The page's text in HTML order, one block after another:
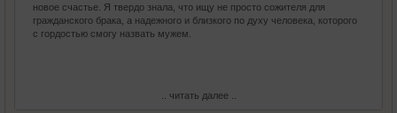
новое счастье. Я твердо знала, что ищу не просто сожителя для
гражданского брака, а надежного и близкого по духу человека, которого
с гордостью смогу назвать мужем.
.. читать далее ..